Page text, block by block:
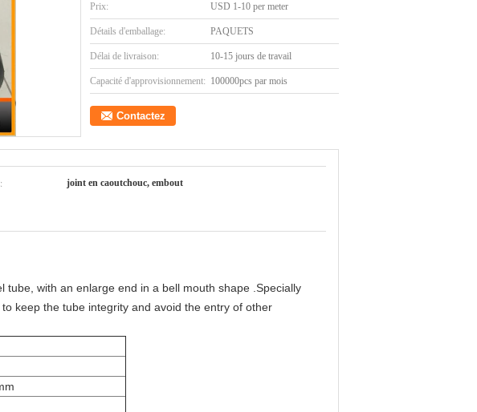
Prix: USD 1-10 per meter
Détails d'emballage: PAQUETS
Délai de livraison: 10-15 jours de travail
Capacité d'approvisionnement: 100000pcs par mois
Contactez
joint en caoutchouc, embout
with an enlarge end in a bell mouth shape .Specially
keep the tube integrity and avoid the entry of other